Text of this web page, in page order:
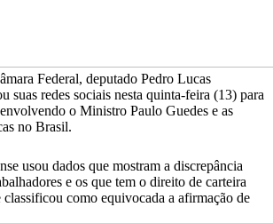
Federal, deputado Pedro Lucas
suas redes sociais nesta quinta-feira (13) para
o Ministro Paulo Guedes e as
no Brasil.
usou dados que mostram a discrepância
e os que tem o direito de carteira
classificou como equivocada a afirmação de